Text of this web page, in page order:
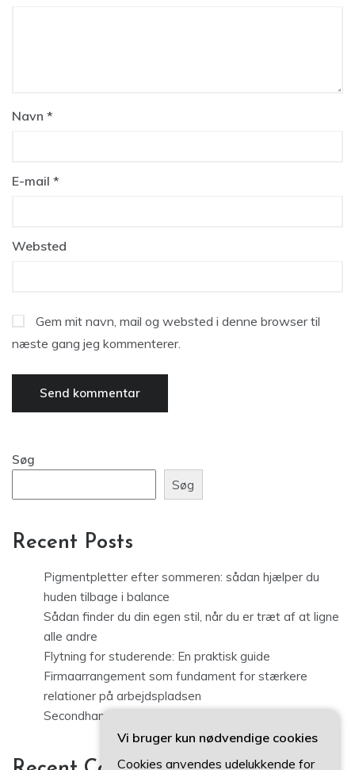
Navn *
E-mail *
Websted
Gem mit navn, mail og websted i denne browser til
næste gang jeg kommenterer.
Søg
Søg
Recent Posts
Pigmentpletter efter sommeren: sådan hjælper du
huden tilbage i balance
Sådan finder du din egen stil, når du er træt af at ligne
alle andre
Flytning for studerende: En praktisk guide
Firmaarrangement som fundament for stærkere
relationer på arbejdspladsen
Secondhand tøj i København: sådan finder du kvalitet
Vi bruger kun nødvendige cookies
Cookies anvendes udelukkende for